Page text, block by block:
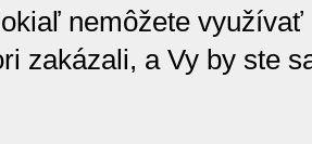
nemôžete
zakázali, a Vy by ste